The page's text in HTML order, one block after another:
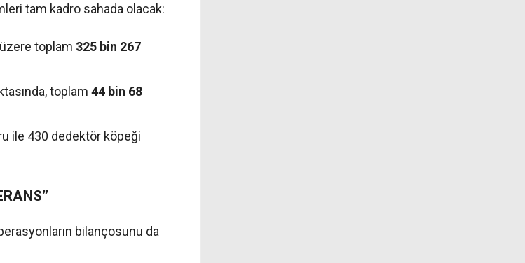
tam kadro sahada olacak:
toplam 325 bin 267
toplam 44 bin 68
ile 430 dedektör köpeği
bilançosunu da